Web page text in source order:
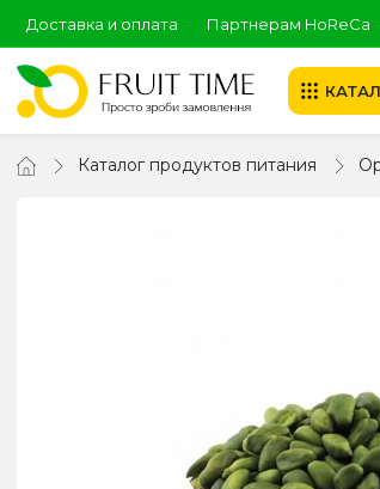
Доставка и оплата Партнерам HoReCa
Каталог продуктов питания